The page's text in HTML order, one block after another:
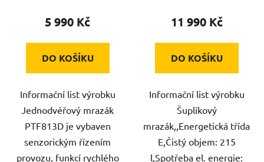
5 990 Kč
DO KOŠÍKU
Informační list výrobku
Jednodvéřový mrazák
PTF813D je vybaven
senzorickým řízením
provozu, funkcí rychlého
11 990 Kč
DO KOŠÍKU
Informační list výrobku
Šuplíkový
mrazák,,Energetická třída
E,Čistý objem: 215
l,Spotřeba el. energie: